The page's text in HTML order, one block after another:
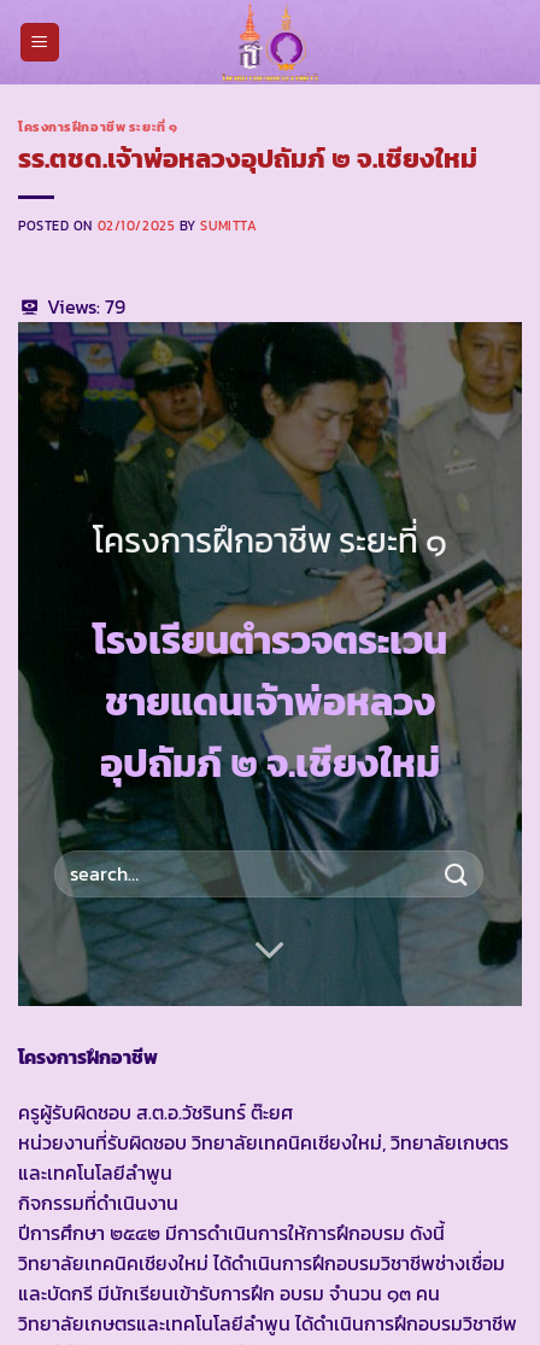
โครงการฝึกอาชีพ ระยะที่ ๑
รร.ตชด.เจ้าพ่อหลวงอุปถัมภ์ ๒ จ.เชียงใหม่
POSTED ON 02/10/2025 BYSUMITTA
Views:79
โครงการฝึกอาชีพ ระยะที่ ๑
โรงเรียนตำรวจตระเวน
ชายแดนเจ้าพ่อหลวง
อุปถัมภ์ ๒ จ.เชียงใหม่
โครงการฝึกอาชีพ
ครูผู้รับผิดชอบ ส.ต.อ.วัชรินทร์ ต๊ะยศ
หน่วยงานที่รับผิดชอบ วิทยาลัยเทคนิคเชียงใหม่, วิทยาลัยเกษตร
และเทคโนโลยีลำพูน
กิจกรรมที่ดำเนินงาน
ปีการศึกษา ๒๕๔๒ มีการดำเนินการให้การฝึกอบรม ดังนี้
วิทยาลัยเทคนิคเชียงใหม่ ได้ดำเนินการฝึกอบรมวิชาชีพช่างเชื่อม
และบัดกรี มีนักเรียนเข้ารับการฝึก อบรม จำนวน ๑๓ คน
วิทยาลัยเกษตรและเทคโนโลยีลำพูน ได้ดำเนินการฝึกอบรมวิชาชีพ